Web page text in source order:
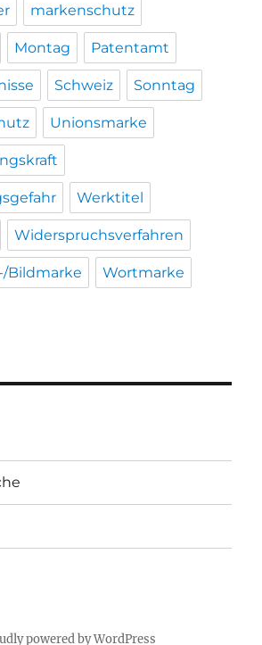
markenschutz
Montag Patentamt
Schweiz Sonntag
Unionsmarke
Werktitel
Widerspruchsverfahren
Bildmarke Wortmarke
powered by WordPress